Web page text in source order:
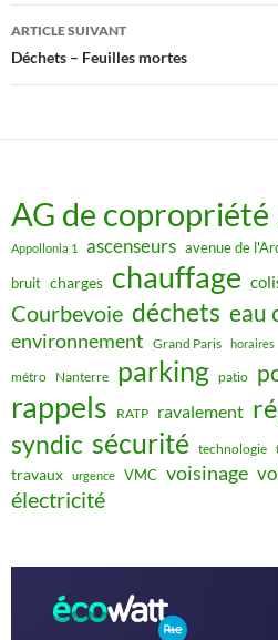
articles
ARTICLE SUIVANT
Déchets – Feuilles mortes
AG de copropriété
Appollonia 1 ascenseurs avenue de
bruit charges chauffage
Courbevoie déchets eau
environnement Grand Paris horaires
métro Nanterre parking patio
rappels RATP ravalement
syndic sécurité technologie
travaux urgence VMC voisinage
électricité